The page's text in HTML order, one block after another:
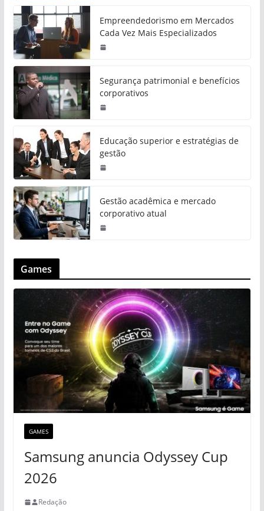
Empreendedorismo em Mercados
Cada Vez Mais Especializados
Segurança patrimonial e benefícios
corporativos
Educação superior e estratégias de
gestão
Gestão acadêmica e mercado
corporativo atual
Games
GAMES
Samsung anuncia Odyssey Cup
2026
Redação